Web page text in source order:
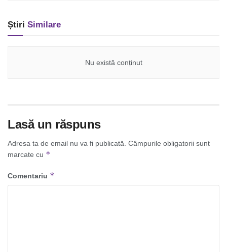
Știri Similare
Nu există conținut
Lasă un răspuns
Adresa ta de email nu va fi publicată. Câmpurile obligatorii sunt
marcate cu *
Comentariu *